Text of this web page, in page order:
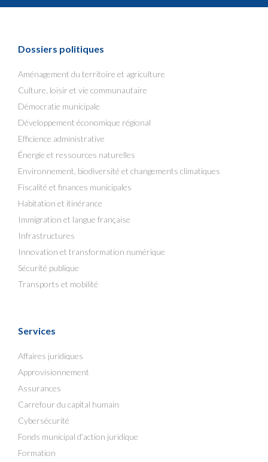
Dossiers politiques
Aménagement du territoire et agriculture
Culture, loisir et vie communautaire
Démocratie municipale
Développement économique régional
Efficience administrative
Énergie et ressources naturelles
Environnement, biodiversité et changements climatiques
Fiscalité et finances municipales
Habitation et itinérance
Immigration et langue française
Infrastructures
Innovation et transformation numérique
Sécurité publique
Transports et mobilité
Services
Affaires juridiques
Approvisionnement
Assurances
Carrefour du capital humain
Cybersécurité
Fonds municipal d’action juridique
Formation